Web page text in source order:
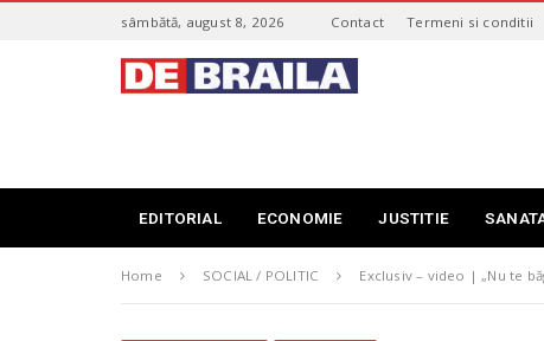
c
sâmbătă, august 8, 2026 Contact Termeni si conditii
t
B
l
EDITORIAL ECONOMIE JUSTITIE
Home SOCIAL / POLITIC Exclusiv – video | „Nu te